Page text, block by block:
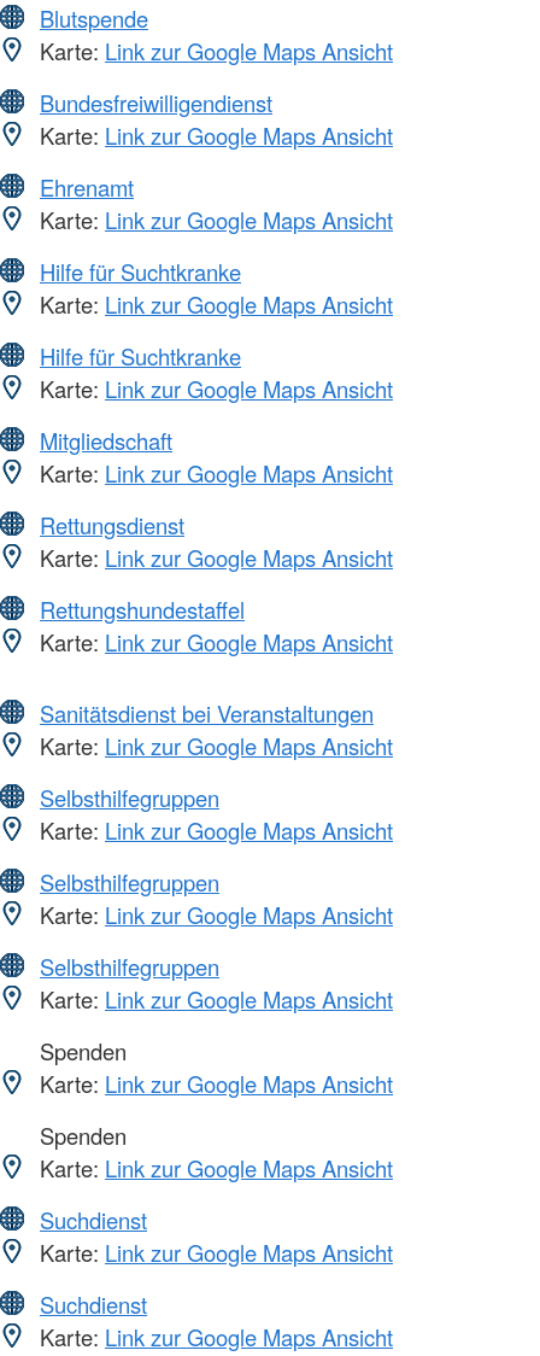
Blutspende
Karte: Link zur Google Maps Ansicht
Bundesfreiwilligendienst
Karte: Link zur Google Maps Ansicht
Ehrenamt
Karte: Link zur Google Maps Ansicht
Hilfe für Suchtkranke
Karte: Link zur Google Maps Ansicht
Hilfe für Suchtkranke
Karte: Link zur Google Maps Ansicht
Mitgliedschaft
Karte: Link zur Google Maps Ansicht
Rettungsdienst
Karte: Link zur Google Maps Ansicht
Rettungshundestaffel
Karte: Link zur Google Maps Ansicht
Sanitätsdienst bei Veranstaltungen
Karte: Link zur Google Maps Ansicht
Selbsthilfegruppen
Karte: Link zur Google Maps Ansicht
Selbsthilfegruppen
Karte: Link zur Google Maps Ansicht
Selbsthilfegruppen
Karte: Link zur Google Maps Ansicht
Spenden
Karte: Link zur Google Maps Ansicht
Spenden
Karte: Link zur Google Maps Ansicht
Suchdienst
Karte: Link zur Google Maps Ansicht
Suchdienst
Karte: Link zur Google Maps Ansicht